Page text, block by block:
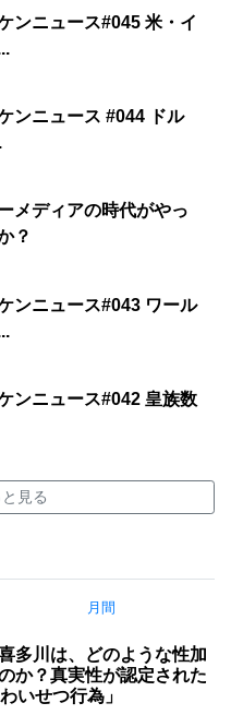
ンニュース#045 米・イ
ンニュース #044 ドル
メディアの時代がやっ
？
ンニュース#043 ワール
ンニュース#042 皇族数
見る
月間
多川は、どのような性加
か？真実性が認定された
いせつ行為」